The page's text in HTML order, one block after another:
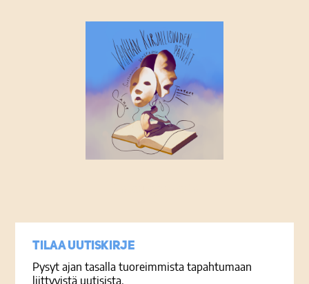
Tilaa uutiskirje
Pysyt ajan tasalla tuoreimmista tapahtumaan
liittyvistä uutisista.